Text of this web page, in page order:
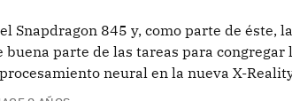
Snapdragon 845 y, como parte de éste,
buena parte de las tareas para congregar
neural en la nueva X-